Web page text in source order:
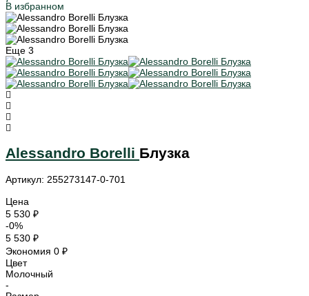
В избранном
Еще 3
Alessandro Borelli Блузка
Артикул: 255273147-0-701
Цена
5 530 ₽
-0%
5 530 ₽
Экономия 0 ₽
Цвет
Молочный
-